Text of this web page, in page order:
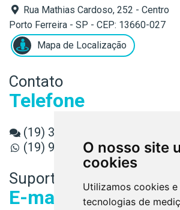
O nosso site
cookies
Utilizamos cookies
tecnologias de
Rua Mathias Cardoso, 252 - Centro
Porto Ferreira - SP - CEP: 13660-027
Mapa de Localização
Contato
Telefone
(19) 3589-3080
(19) 98891-6779
Suporte
E-mail